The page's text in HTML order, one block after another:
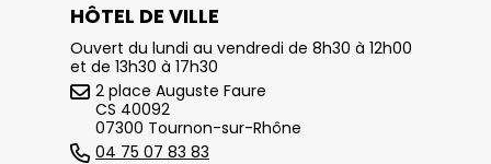
HÔTEL DE VILLE
Ouvert du lundi au vendredi de 8h30 à 12h00
et de 13h30 à 17h30
2 place Auguste Faure
CS 40092
07300 Tournon-sur-Rhône
04 75 07 83 83